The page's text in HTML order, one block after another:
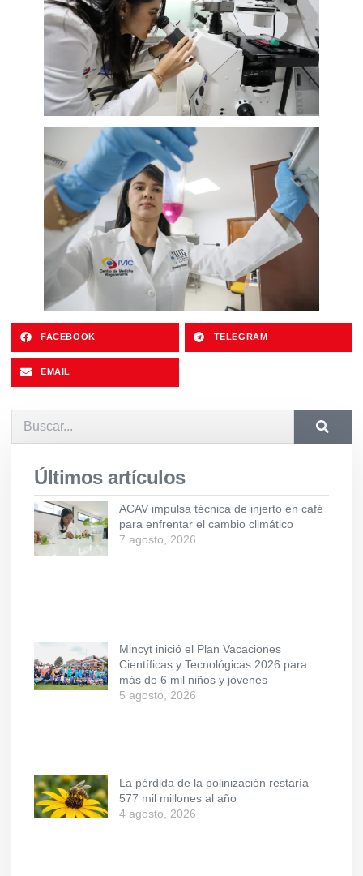
FACEBOOK TELEGRAM
EMAIL
Últimos artículos
ACAV impulsa técnica de injerto en café
para enfrentar el cambio climático
7 agosto, 2026
Mincyt inició el Plan Vacaciones
Científicas y Tecnológicas 2026 para
más de 6 mil niños y jóvenes
5 agosto, 2026
La pérdida de la polinización restaría
577 mil millones al año
4 agosto, 2026